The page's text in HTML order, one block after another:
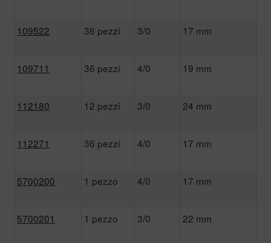
109522 36 pezzi 3/0 17 mm
109711 36 pezzi 4/0 19 mm
112180 12 pezzi 3/0 24 mm
112271 36 pezzi 4/0 17 mm
5700200 1 pezzo 4/0 17 mm
5700201 1 pezzo 3/0 22 mm